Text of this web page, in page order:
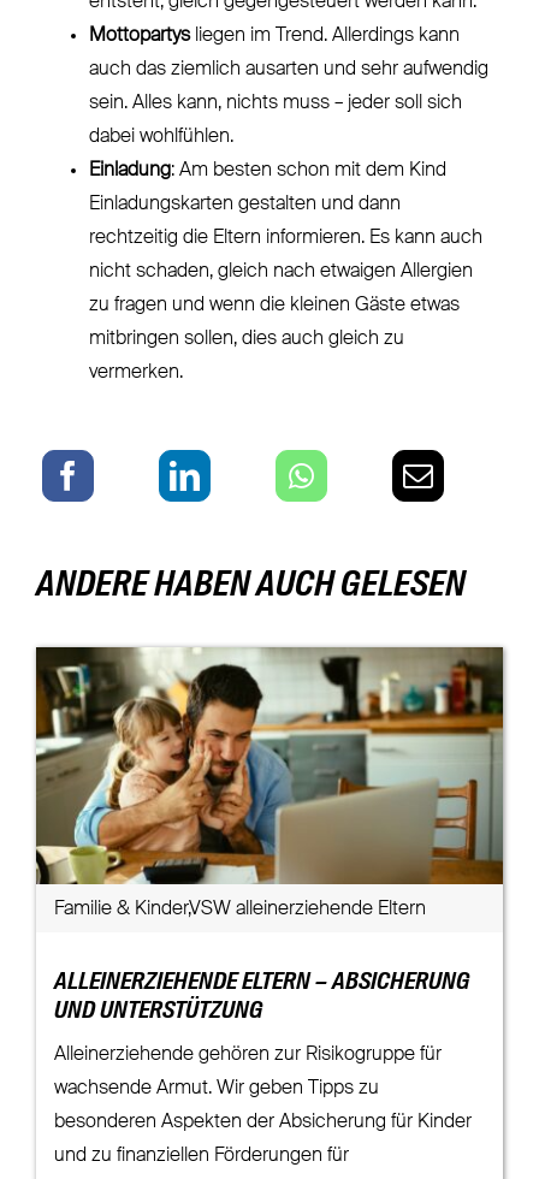
Mottopartysliegen im Trend. Allerdings kann
auch das ziemlich ausarten und sehr aufwendig
sein. Alles kann, nichts muss – jeder soll sich
dabei wohlfühlen.
Einladung: Am besten schon mit dem Kind
Einladungskarten gestalten und dann
rechtzeitig die Eltern informieren. Es kann auch
nicht schaden, gleich nach etwaigen Allergien
zu fragen und wenn die kleinen Gäste etwas
mitbringen sollen, dies auch gleich zu
vermerken.
ANDERE HABEN AUCH GELESEN
Familie & Kinder,VSW alleinerziehende Eltern
ALLEINERZIEHENDE ELTERN – ABSICHERUNG
UND UNTERSTÜTZUNG
Alleinerziehende gehören zur Risikogruppe für
wachsende Armut. Wir geben Tipps zu
besonderen Aspekten der Absicherung für Kinder
und zu finanziellen Förderungen für